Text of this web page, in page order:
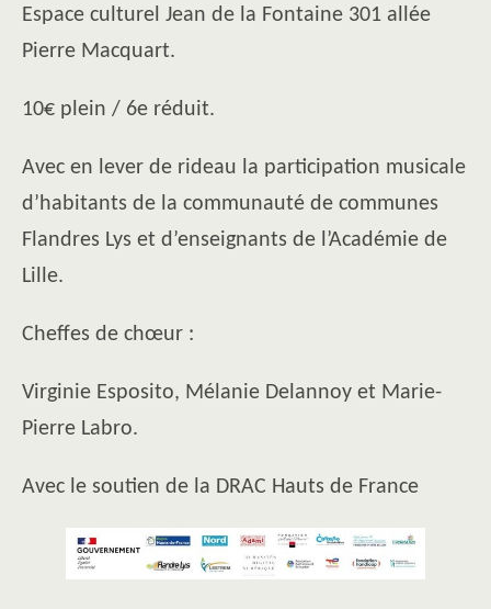
Espace culturel Jean de la Fontaine 301 allée
Pierre Macquart.
10€ plein / 6e réduit.
Avec en lever de rideau la participation musicale
d’habitants de la communauté de communes
Flandres Lys et d’enseignants de l’Académie de
Lille.
Cheffes de chœur :
Virginie Esposito, Mélanie Delannoy et Marie-
Pierre Labro.
Avec le soutien de la DRAC Hauts de France